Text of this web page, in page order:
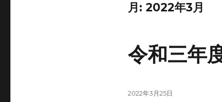
月: 2022年3月
令和三年
投
2022年3月25日